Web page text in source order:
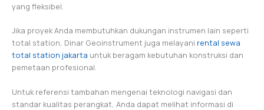
yang fleksibel.
Jika proyek Anda membutuhkan dukungan instrumen lain seperti
total station, Dinar Geoinstrument juga melayani rental sewa
total station jakarta untuk beragam kebutuhan konstruksi dan
pemetaan profesional.
Untuk referensi tambahan mengenai teknologi navigasi dan
standar kualitas perangkat, Anda dapat melihat informasi di